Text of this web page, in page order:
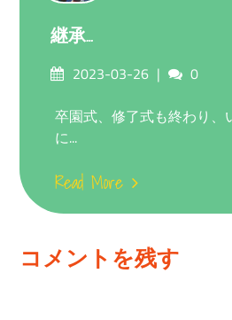
継承…
Posted2023-03-26
0
卒園式、修了式も終わり、
に...
Read More
コメントを残す